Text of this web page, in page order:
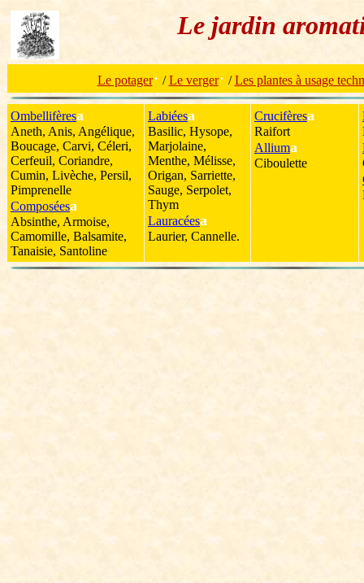
Le jardin
Le potager· /Le verger· /Les plantes à usage
Ombellifèresa
Aneth, Anis, Angélique,
Boucage, Carvi, Céleri,
Cerfeuil, Coriandre,
Cumin, Livèche, Persil,
Pimprenelle
Composéesa
Absinthe, Armoise,
Camomille, Balsamite,
Tanaisie, Santoline
Labiéesa
Basilic, Hysope,
Marjolaine,
Menthe, Mélisse,
Origan, Sarriette,
Sauge, Serpolet,
Thym
Lauracéesa
Laurier, Cannelle.
Crucifèresa
Raifort
Alliuma
Ciboulette